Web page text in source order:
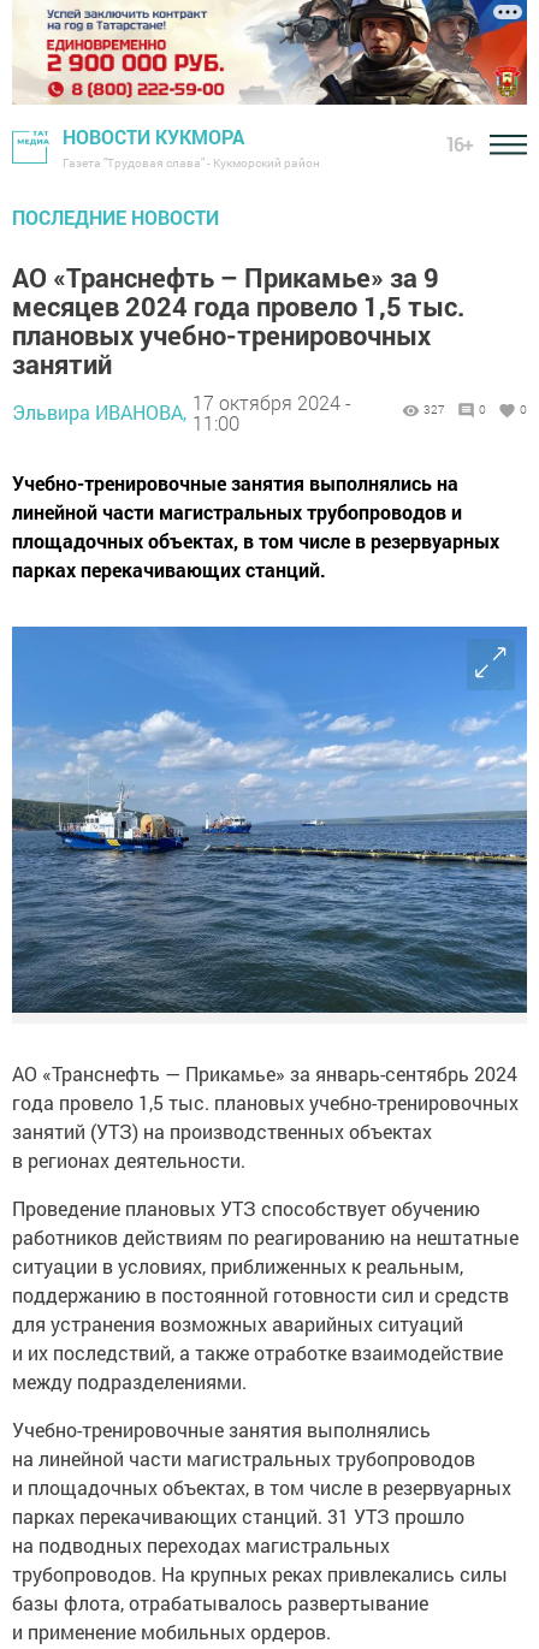
НОВОСТИ КУКМОРА
Газета "Трудовая слава" - Кукморский район
16+
ПОСЛЕДНИЕ НОВОСТИ
АО «Транснефть – Прикамье» за 9
месяцев 2024 года провело 1,5 тыс.
плановых учебно-тренировочных
занятий
Эльвира ИВАНОВА, 17 октября 2024 -
11:00
327 0 0
Учебно-тренировочные занятия выполнялись на
линейной части магистральных трубопроводов и
площадочных объектах, в том числе в резервуарных
парках перекачивающих станций.
АО «Транснефть — Прикамье» за январь-сентябрь 2024
года провело 1,5 тыс. плановых учебно-тренировочных
занятий (УТЗ) на производственных объектах
в регионах деятельности.
Проведение плановых УТЗ способствует обучению
работников действиям по реагированию на нештатные
ситуации в условиях, приближенных к реальным,
поддержанию в постоянной готовности сил и средств
для устранения возможных аварийных ситуаций
и их последствий, а также отработке взаимодействие
между подразделениями.
Учебно-тренировочные занятия выполнялись
на линейной части магистральных трубопроводов
и площадочных объектах, в том числе в резервуарных
парках перекачивающих станций. 31 УТЗ прошло
на подводных переходах магистральных
трубопроводов. На крупных реках привлекались силы
базы флота, отрабатывалось развертывание
и применение мобильных ордеров.